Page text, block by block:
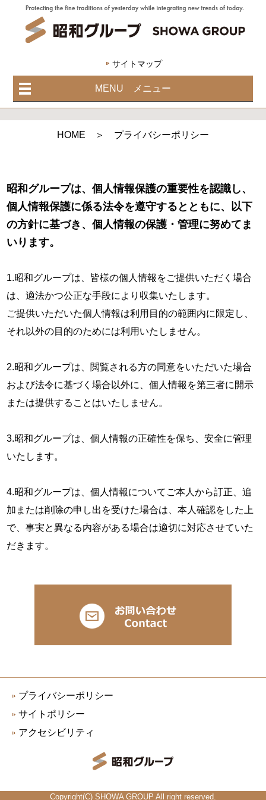
サイトマップ
MENU メニュー
HOME ＞ プライバシーポリシー
昭和グループは、個人情報保護の重要性を認識し、
個人情報保護に係る法令を遵守するとともに、以下
の方針に基づき、個人情報の保護・管理に努めてま
いります。
1.昭和グループは、皆様の個人情報をご提供いただく場合
は、適法かつ公正な手段により収集いたします。
ご提供いただいた個人情報は利用目的の範囲内に限定し、
それ以外の目的のためには利用いたしません。
2.昭和グループは、閲覧される方の同意をいただいた場合
および法令に基づく場合以外に、個人情報を第三者に開示
または提供することはいたしません。
3.昭和グループは、個人情報の正確性を保ち、安全に管理
いたします。
4.昭和グループは、個人情報についてご本人から訂正、追
加または削除の申し出を受けた場合は、本人確認をした上
で、事実と異なる内容がある場合は適切に対応させていた
だきます。
プライバシーポリシー
サイトポリシー
アクセシビリティ
Copyright(C) SHOWA GROUP All right reserved.